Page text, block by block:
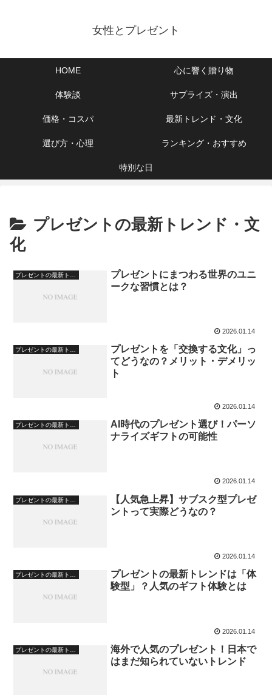
女性とプレゼント
HOME 心に響く贈り物
体験談 サプライズ・演出
価格・コスパ 最新トレンド・文化
選び方・心理 ランキング・おすすめ
特別な日
プレゼントの最新トレンド・文
化
プレゼントにまつわる世界のユニ
ークな習慣とは？
2026.01.14
プレゼントの最新トレンド・文化
プレゼントを「交換する文化」っ
てどうなの？メリット・デメリッ
ト
2026.01.14
AI時代のプレゼント選び！パーソ
ナライズギフトの可能性
2026.01.14
【人気急上昇】サブスク型プレゼ
ントって実際どうなの？
2026.01.14
プレゼントの最新トレンド・文化
プレゼントの最新トレンドは「体
験型」？人気のギフト体験とは
2026.01.14
海外で人気のプレゼント！日本で
はまだ知られていないトレンド